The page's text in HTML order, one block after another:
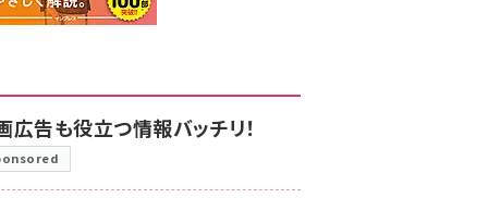
広告も役立つ情報バッチリ！